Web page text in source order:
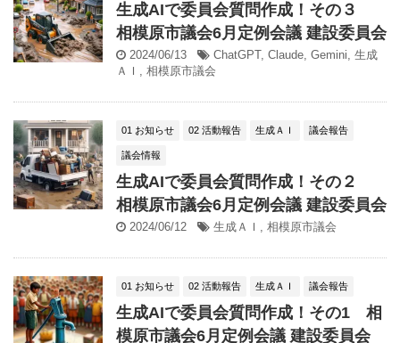
生成AIで委員会質問作成！その３
相模原市議会6月定例会議 建設委員会
2024/06/13 ChatGPT, Claude, Gemini, 生成
ＡＩ , 相模原市議会
01 お知らせ 02 活動報告 生成ＡＩ 議会報告
議会情報
生成AIで委員会質問作成！その２
相模原市議会6月定例会議 建設委員会
2024/06/12 生成ＡＩ , 相模原市議会
01 お知らせ 02 活動報告 生成ＡＩ 議会報告
生成AIで委員会質問作成！その1 相
模原市議会6月定例会議 建設委員会